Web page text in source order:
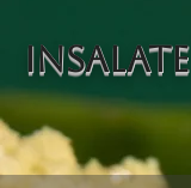
insalate